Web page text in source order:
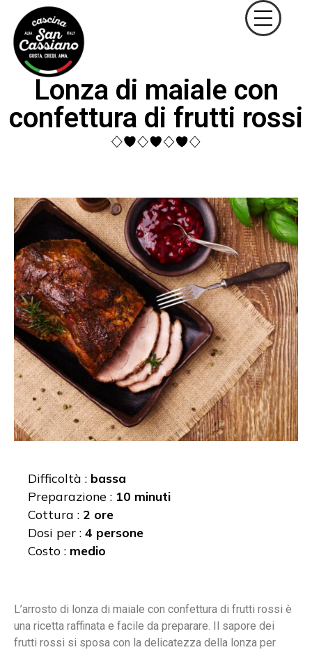
Lonza di maiale con
confettura di frutti rossi
Difficoltà : bassa
Preparazione : 10 minuti
Cottura : 2 ore
Dosi per : 4 persone
Costo : medio
L’arrosto di lonza di maiale con confettura di frutti rossi è
una ricetta raffinata e facile da preparare. Il sapore dei
frutti rossi si sposa con la delicatezza della lonza per